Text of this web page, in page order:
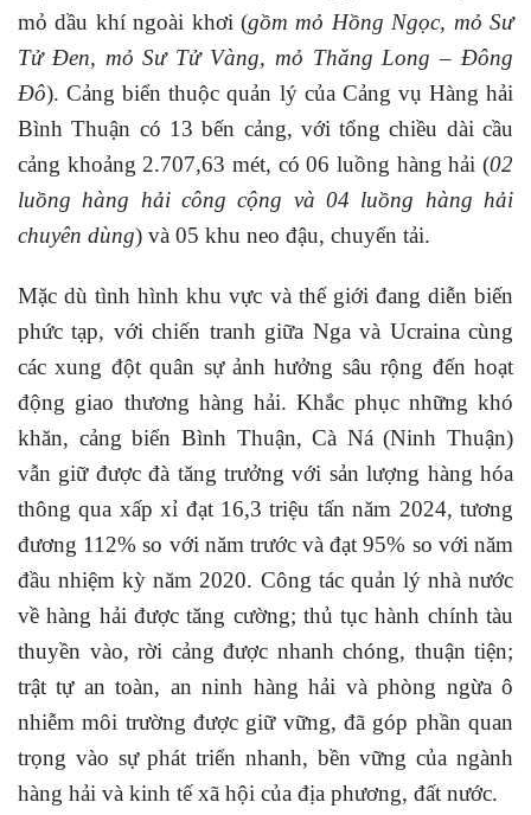
mỏ dầu khí ngoài khơi (gồm mỏ Hồng Ngọc, mỏ Sư
Tử Đen, mỏ Sư Tử Vàng, mỏ Thăng Long – Đông
Đô). Cảng biển thuộc quản lý của Cảng vụ Hàng hải
Bình Thuận có 13 bến cảng, với tổng chiều dài cầu
cảng khoảng 2.707,63 mét, có 06 luồng hàng hải (02
luồng hàng hải công cộng và 04 luồng hàng hải
chuyên dùng) và 05 khu neo đậu, chuyển tải.
Mặc dù tình hình khu vực và thế giới đang diễn biến
phức tạp, với chiến tranh giữa Nga và Ucraina cùng
các xung đột quân sự ảnh hưởng sâu rộng đến hoạt
động giao thương hàng hải. Khắc phục những khó
khăn, cảng biển Bình Thuận, Cà Ná (Ninh Thuận)
vẫn giữ được đà tăng trưởng với sản lượng hàng hóa
thông qua xấp xỉ đạt 16,3 triệu tấn năm 2024, tương
đương 112% so với năm trước và đạt 95% so với năm
đầu nhiệm kỳ năm 2020. Công tác quản lý nhà nước
về hàng hải được tăng cường; thủ tục hành chính tàu
thuyền vào, rời cảng được nhanh chóng, thuận tiện;
trật tự an toàn, an ninh hàng hải và phòng ngừa ô
nhiễm môi trường được giữ vững, đã góp phần quan
trọng vào sự phát triển nhanh, bền vững của ngành
hàng hải và kinh tế xã hội của địa phương, đất nước.